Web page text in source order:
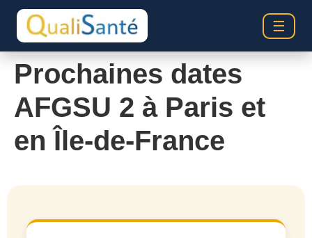
☰
Prochaines dates
AFGSU 2 à Paris et
en Île-de-France